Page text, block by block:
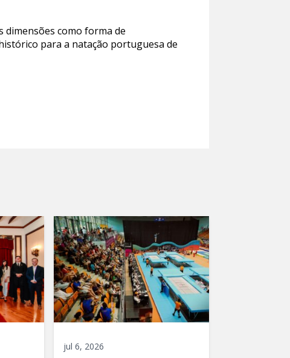
dimensões como forma de
para a natação portuguesa de
jul 6, 2026